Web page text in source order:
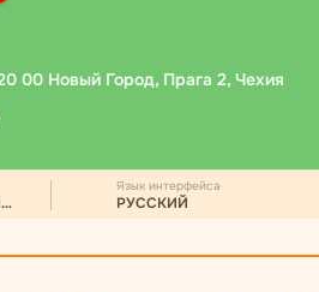
00 Новый Город, Прага 2, Чехия
Язык интерфейса
РУССКИЙ